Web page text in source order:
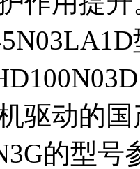
驱动的
的型号